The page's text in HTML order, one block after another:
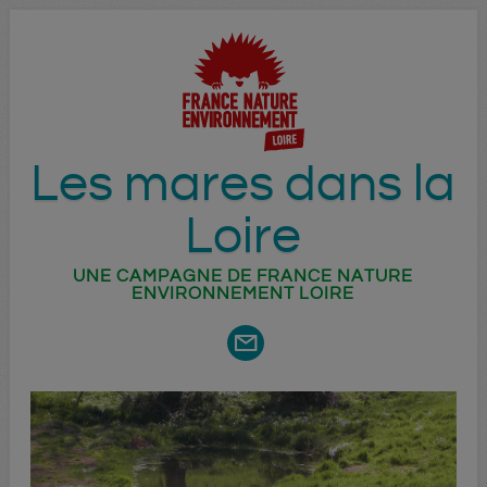
Les mares dans la
Loire
UNE CAMPAGNE DE FRANCE NATURE
ENVIRONNEMENT LOIRE